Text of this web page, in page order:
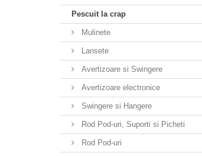
Pescuit la crap
Mulinete
Lansete
Avertizoare si Swingere
Avertizoare electronice
Swingere si Hangere
Rod Pod-uri, Suporti si Picheti
Rod Pod-uri